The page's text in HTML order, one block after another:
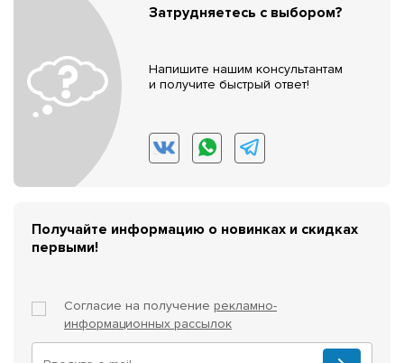
Затрудняетесь с выбором?
Напишите нашим консультантам
и получите быстрый ответ!
Получайте информацию о новинках и скидках
первыми!
Согласие на получение рекламно-
информационных рассылок